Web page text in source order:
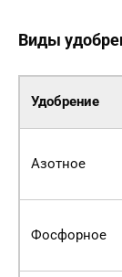
Виды
Удобрение
Азотное
Фосфорное